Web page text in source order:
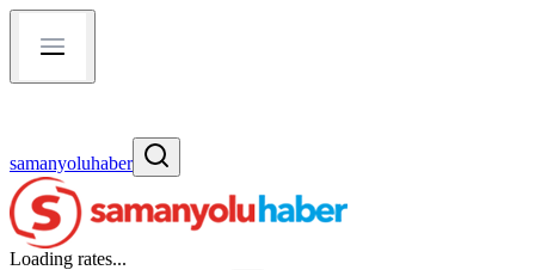
samanyoluhaber
Loading rates...